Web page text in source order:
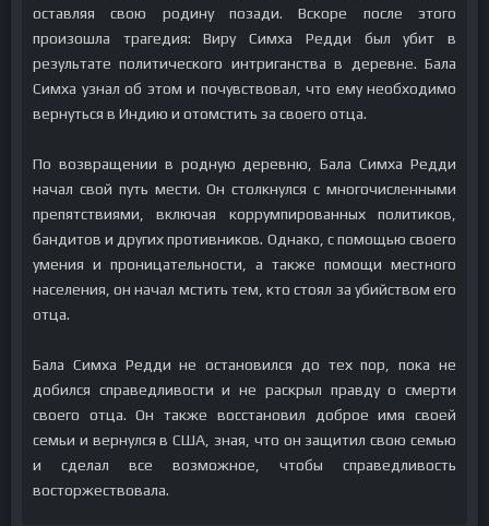
оставляя свою родину позади. Вскоре после этого
произошла трагедия: Виру Симха Редди был убит в
результате политического интриганства в деревне. Бала
Симха узнал об этом и почувствовал, что ему необходимо
вернуться в Индию и отомстить за своего отца.
По возвращении в родную деревню, Бала Симха Редди
начал свой путь мести. Он столкнулся с многочисленными
препятствиями, включая коррумпированных политиков,
бандитов и других противников. Однако, с помощью своего
умения и проницательности, а также помощи местного
населения, он начал мстить тем, кто стоял за убийством его
отца.
Бала Симха Редди не остановился до тех пор, пока не
добился справедливости и не раскрыл правду о смерти
своего отца. Он также восстановил доброе имя своей
семьи и вернулся в США, зная, что он защитил свою семью
и сделал все возможное, чтобы справедливость
восторжествовала.